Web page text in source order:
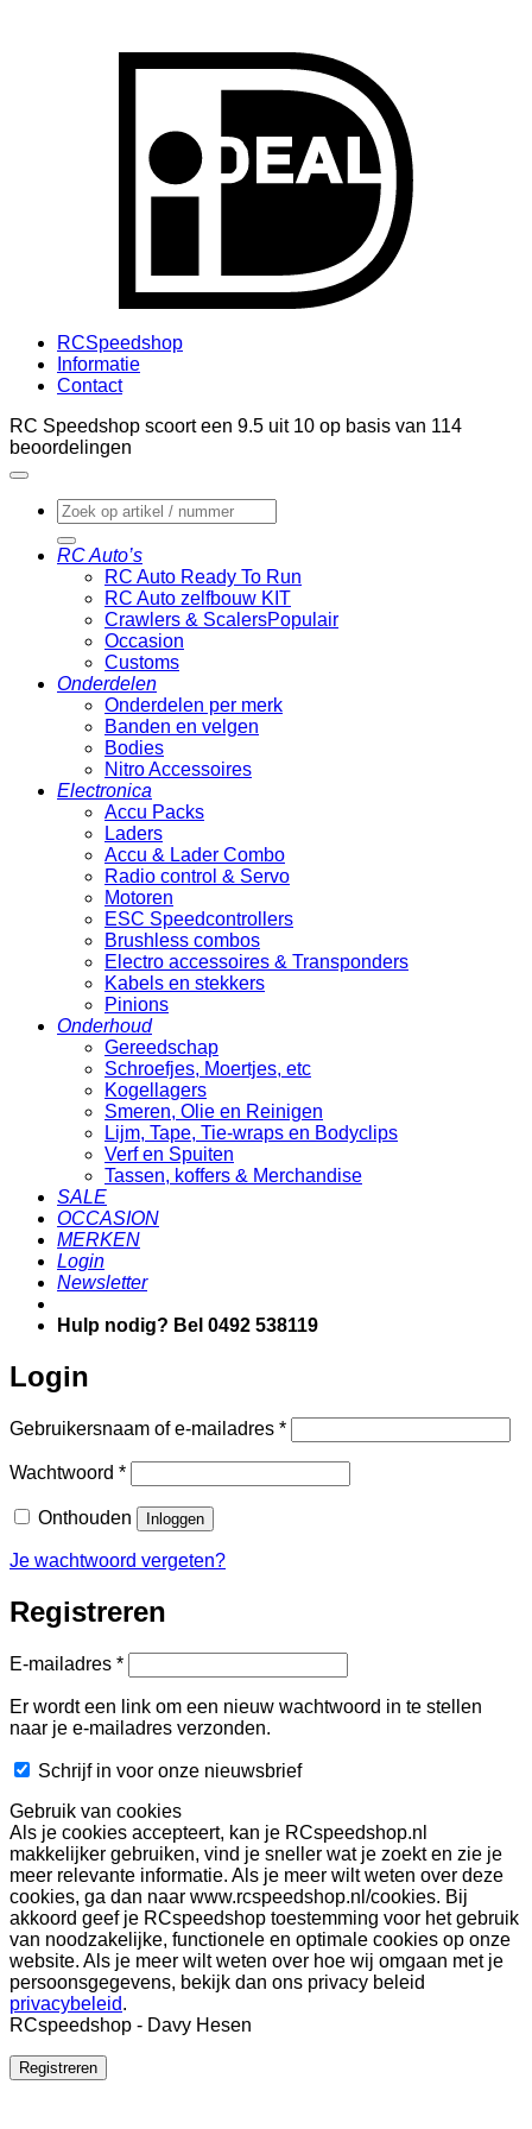
RCSpeedshop
Informatie
Contact
RC Speedshop scoort een 9.5 uit 10 op basis van 114
beoordelingen
Zoeken
naar:
RC Auto’s
RC Auto Ready To Run
RC Auto zelfbouw KIT
Crawlers & Scalers
Occasion
Customs
Onderdelen
Onderdelen per merk
Banden en velgen
Bodies
Nitro Accessoires
Electronica
Accu Packs
Laders
Accu & Lader Combo
Radio control & Servo
Motoren
ESC Speedcontrollers
Brushless combos
Electro accessoires & Transponders
Kabels en stekkers
Pinions
Onderhoud
Gereedschap
Schroefjes, Moertjes, etc
Kogellagers
Smeren, Olie en Reinigen
Lijm, Tape, Tie-wraps en Bodyclips
Verf en Spuiten
Tassen, koffers & Merchandise
SALE
OCCASION
MERKEN
Login
Newsletter
Hulp nodig? Bel 0492 538119
Login
Gebruikersnaam of e-mailadres *Vereist
Wachtwoord *Vereist
Onthouden Inloggen
Je wachtwoord vergeten?
Registreren
E-mailadres *Vereist
Er wordt een link om een nieuw wachtwoord in te stellen
naar je e-mailadres verzonden.
Schrijf in voor onze nieuwsbrief
Gebruik van cookies
Als je cookies accepteert, kan je RCspeedshop.nl
makkelijker gebruiken, vind je sneller wat je zoekt en zie je
meer relevante informatie. Als je meer wilt weten over deze
cookies, ga dan naar www.rcspeedshop.nl/cookies. Bij
akkoord geef je RCspeedshop toestemming voor het gebruik
van noodzakelijke, functionele en optimale cookies op onze
website. Als je meer wilt weten over hoe wij omgaan met je
persoonsgegevens, bekijk dan ons privacy beleid
privacybeleid.
RCspeedshop - Davy Hesen
Registreren